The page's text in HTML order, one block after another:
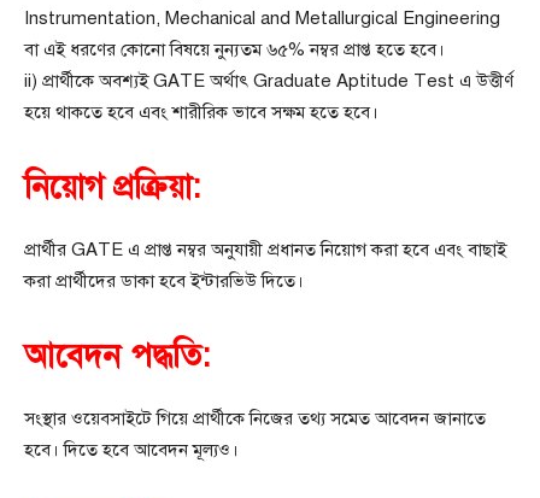
Instrumentation, Mechanical and Metallurgical Engineering
বা এই ধরণের কোনো বিষয়ে নুন্যতম ৬৫% নম্বর প্রাপ্ত হতে হবে।
ii) প্রার্থীকে অবশ্যই GATE অর্থাৎ Graduate Aptitude Test এ উত্তীর্ণ
হয়ে থাকতে হবে এবং শারীরিক ভাবে সক্ষম হতে হবে।
নিয়োগ প্রক্রিয়া:
প্রার্থীর GATE এ প্রাপ্ত নম্বর অনুযায়ী প্রধানত নিয়োগ করা হবে এবং বাছাই
করা প্রার্থীদের ডাকা হবে ইন্টারভিউ দিতে।
আবেদন পদ্ধতি:
সংস্থার ওয়েবসাইটে গিয়ে প্রার্থীকে নিজের তথ্য সমেত আবেদন জানাতে
হবে। দিতে হবে আবেদন মূল্যও।